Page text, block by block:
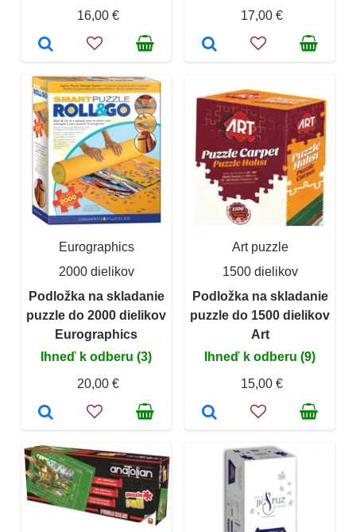
16,00 €
17,00 €
Eurographics
2000 dielikov
Podložka na skladanie
puzzle do 2000 dielikov
Eurographics
Ihneď k odberu (3)
20,00 €
Art puzzle
1500 dielikov
Podložka na skladanie
puzzle do 1500 dielikov
Art
Ihneď k odberu (9)
15,00 €